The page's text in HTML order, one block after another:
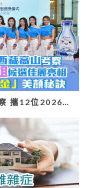
攜12位2026…